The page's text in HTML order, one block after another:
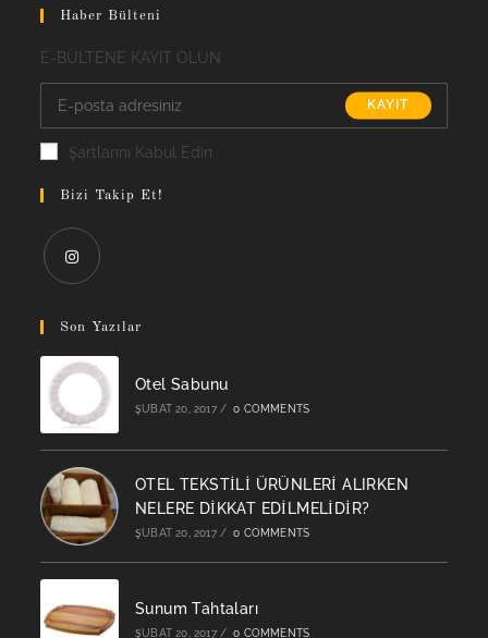
Haber Bülteni
E-BÜLTENE KAYIT OLUN
KAYIT
Şartlarını Kabul Edin
Bizi Takip Et!
in
new
tab
Son Yazılar
Otel Sabunu
ŞUBAT 20, 2017 / 0 COMMENTS
OTEL TEKSTİLİ ÜRÜNLERİ ALIRKEN
NELERE DİKKAT EDİLMELİDİR?
ŞUBAT 20, 2017 / 0 COMMENTS
Sunum Tahtaları
ŞUBAT 20, 2017 / 0 COMMENTS